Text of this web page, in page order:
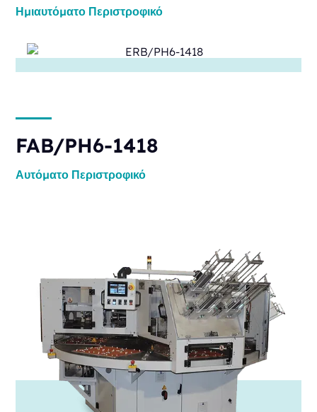
Ημιαυτόματο Περιστροφικό
FAB/PH6-1418
Αυτόματο Περιστροφικό